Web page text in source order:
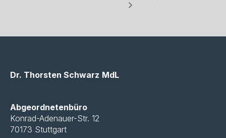
Dr. Thorsten Schwarz MdL
Abgeordnetenbüro
Konrad-Adenauer-Str. 12
70173 Stuttgart